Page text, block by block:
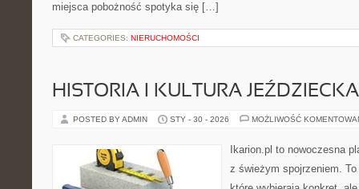
miejsca pobożność spotyka się […]
CATEGORIES: NIERUCHOMOŚCI
HISTORIA I KULTURA JEŹDZIECKA
POSTED BY ADMIN STY - 30 - 2026 MOŻLIWOŚĆ
Ikarion.pl to nowoczesna
z świeżym spojrzeniem.